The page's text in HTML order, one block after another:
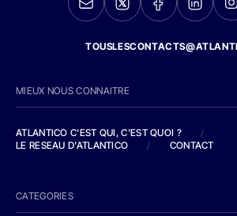
MIEUX NOUS CONNAITRE
ATLANTICO C'EST QUI, C'EST QUOI ?
/
LE RESEAU D'ATLANTICO
/ CONTACT
CATEGORIES